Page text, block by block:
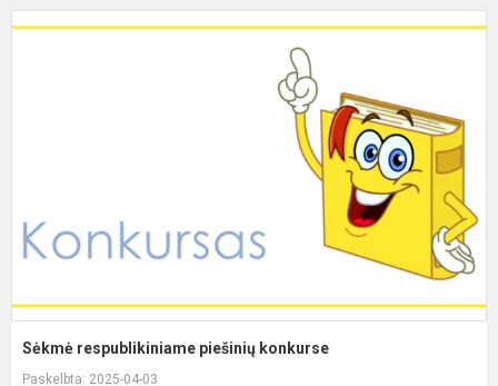
Sėkmė respublikiniame piešinių konkurse
Paskelbta: 2025-04-03